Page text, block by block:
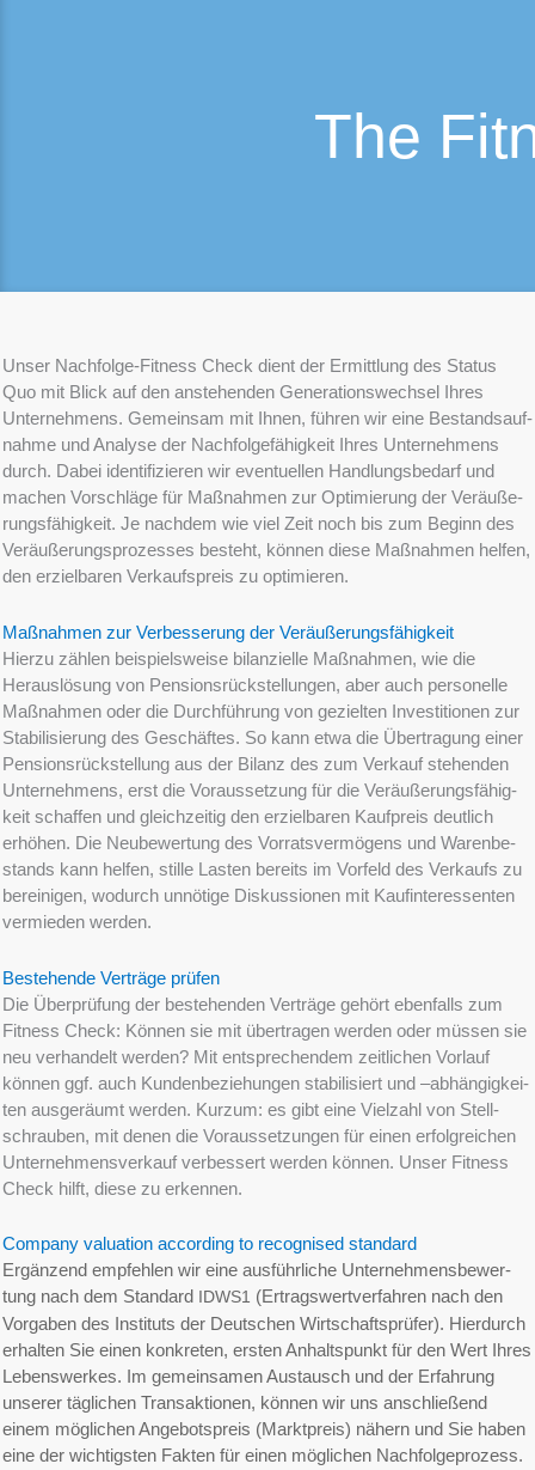
The
Unser Nachfol­ge-Fitness Check dient der Ermitt­lung des Status
Quo mit Blick auf den anste­hen­den Generations­wechsel Ihres
Unter­neh­mens. Gemein­sam mit Ihnen, führen wir eine Bestands­auf­
nah­me und Analy­se der Nachfol­ge­fä­hig­keit Ihres Unter­neh­mens
durch. Dabei identi­fi­zie­ren wir eventu­el­len Handlungs­be­darf und
machen Vorschlä­ge für Maßnah­men zur Optimie­rung der Veräu­ße­
rungs­fä­hig­keit. Je nachdem wie viel Zeit noch bis zum Beginn des
Veräu­ße­rungs­pro­zes­ses besteht, können diese Maßnah­men helfen,
den erziel­ba­ren Verkaufs­preis zu optimieren.
Maßnah­men zur Verbes­se­rung der Veräußerungsfähigkeit
Hierzu zählen beispiels­wei­se bilan­zi­el­le Maßnah­men, wie die
Heraus­lö­sung von Pensi­ons­rück­stel­lun­gen, aber auch perso­nel­le
Maßnah­men oder die Durch­füh­rung von geziel­ten Inves­ti­tio­nen zur
Stabi­li­sie­rung des Geschäf­tes. So kann etwa die Übertra­gung einer
Pensi­ons­rück­stel­lung aus der Bilanz des zum Verkauf stehen­den
Unter­neh­mens, erst die Voraus­set­zung für die Veräu­ße­rungs­fä­hig­
keit schaf­fen und gleich­zei­tig den erziel­ba­ren Kaufpreis deutlich
erhöhen. Die Neube­wer­tung des Vorrats­ver­mö­gens und Waren­be­
stands kann helfen, stille Lasten bereits im Vorfeld des Verkaufs zu
berei­ni­gen, wodurch unnöti­ge Diskus­sio­nen mit Kaufin­ter­es­sen­ten
vermie­den werden.
Bestehen­de Verträ­ge prüfen
Die Überprü­fung der bestehen­den Verträ­ge gehört ebenfalls zum
Fitness Check: Können sie mit übertra­gen werden oder müssen sie
neu verhan­delt werden? Mit entspre­chen­dem zeitli­chen Vorlauf
können ggf. auch Kunden­be­zie­hun­gen stabi­li­siert und –abhän­gig­kei­
ten ausge­räumt werden. Kurzum: es gibt eine Vielzahl von Stell­
schrau­ben, mit denen die Voraus­set­zun­gen für einen erfolg­rei­chen
Unter­nehmens­verkauf verbes­sert werden können. Unser Fitness
Check hilft, diese zu erkennen.
Compa­ny valua­ti­on accor­ding to recog­nis­ed standard
Ergän­zend empfeh­len wir eine ausführ­li­che Unter­neh­mens­be­wer­
tung nach dem Standard
IDWS1 (Ertrags­wert­ver­fah­ren nach den
Vorga­ben des Insti­tuts der Deutschen Wirtschafts­prü­fer). Hierdurch
erhal­ten Sie einen konkre­ten, ersten Anhalts­punkt für den Wert Ihres
Lebens­werkes. Im gemein­sa­men Austausch und der Erfah­rung
unserer tägli­chen Trans­ak­tio­nen, können wir uns anschlie­ßend
einem mögli­chen Angebots­preis (Markt­preis) nähern und Sie haben
eine der wichtigs­ten Fakten für einen mögli­chen Nachfol­ge­pro­zess.